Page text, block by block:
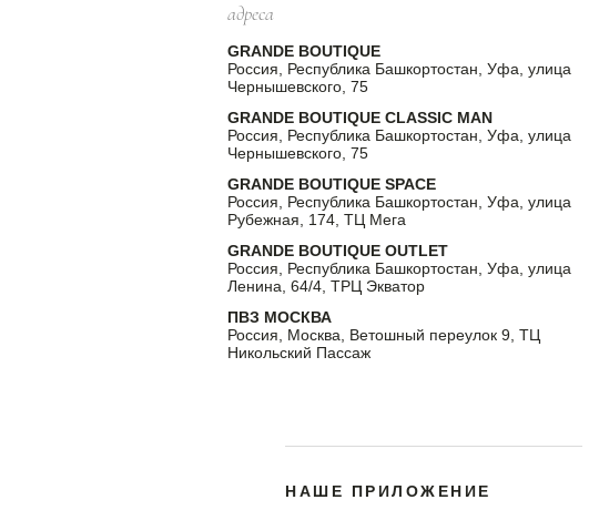
адреса
GRANDE BOUTIQUE
Россия, Республика Башкортостан, Уфа, улица
Чернышевского, 75
GRANDE BOUTIQUE CLASSIC MAN
Россия, Республика Башкортостан, Уфа, улица
Чернышевского, 75
GRANDE BOUTIQUE SPACE
Россия, Республика Башкортостан, Уфа, улица
Рубежная, 174, ТЦ Мега
GRANDE BOUTIQUE OUTLET
Россия, Республика Башкортостан, Уфа, улица
Ленина, 64/4, ТРЦ Экватор
ПВЗ МОСКВА
Россия, Москва, Ветошный переулок 9, ТЦ
Никольский Пассаж
НАШЕ ПРИЛОЖЕНИЕ